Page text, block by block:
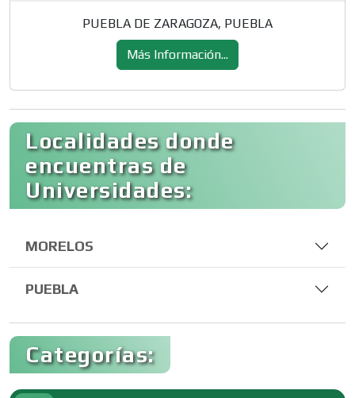
PUEBLA DE ZARAGOZA, PUEBLA
Más Información...
Localidades donde
encuentras de
Universidades:
MORELOS
PUEBLA
Categorías: